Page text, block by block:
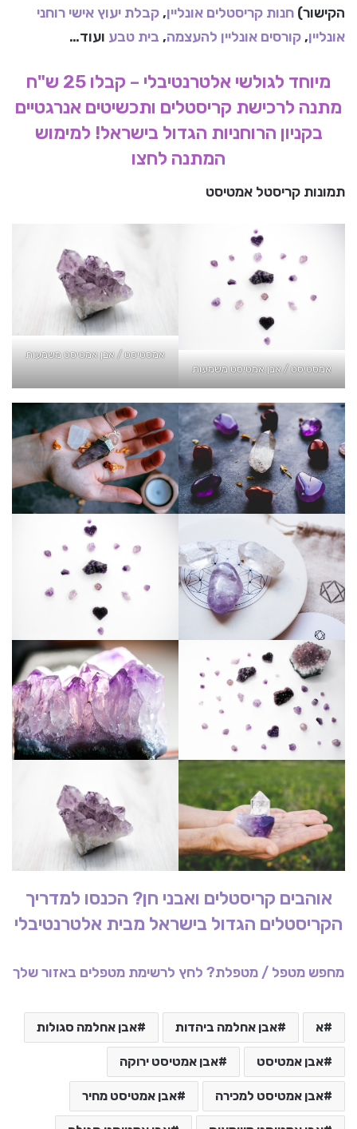
הקישור) חנות קריסטלים אונליין,קבלת יעוץ אישי רוחני
אונליין,קורסים אונליין להעצמה, בית טבע ועוד…
מיוחד לגולשי אלטרנטיבלי – קבלו 25 ש"ח
מתנה לרכישת קריסטלים ותכשיטים אנרגטיים
בקניון הרוחניות הגדול בישראל! למימוש
המתנה לחצו
תמונות קריסטל אמטיסט
אמסטיסט / אבן אמטיסט משמעות
אמסטיסט / אבן אמטיסט משמעות
אוהבים קריסטלים ואבני חן? הכנסו למדריך
הקריסטלים הגדול בישראל מבית אלטרנטיבלי
מחפש מטפל / מטפלת? לחץ לרשימת מטפלים באזור שלך
א אבן אחלמה ביהדות אבן אחלמה סגולות
אבן אמטיסט אבן אמטיסט ירוקה
אבן אמטיסט למכירה אבן אמטיסט מחיר